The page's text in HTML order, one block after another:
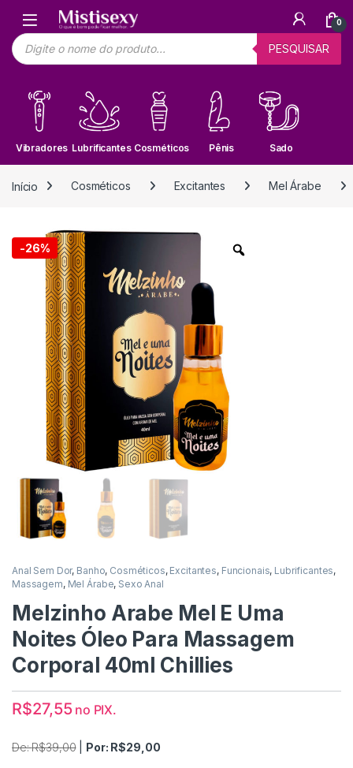
Skip to navigation
Skip to content
0
Pesquisar produtos
PESQUISAR
Vibradores Lubrificantes Cosméticos Pênis Sado
Início Cosméticos Excitantes Mel Árabe
-26%
Anal Sem Dor, Banho, Cosméticos, Excitantes, Funcionais, Lubrificantes,
Massagem, Mel Árabe, Sexo Anal
Melzinho Arabe Mel E Uma
Noites Óleo Para Massagem
Corporal 40ml Chillies
R$27,55 no PIX.
De:R$39,00| Por: R$29,00